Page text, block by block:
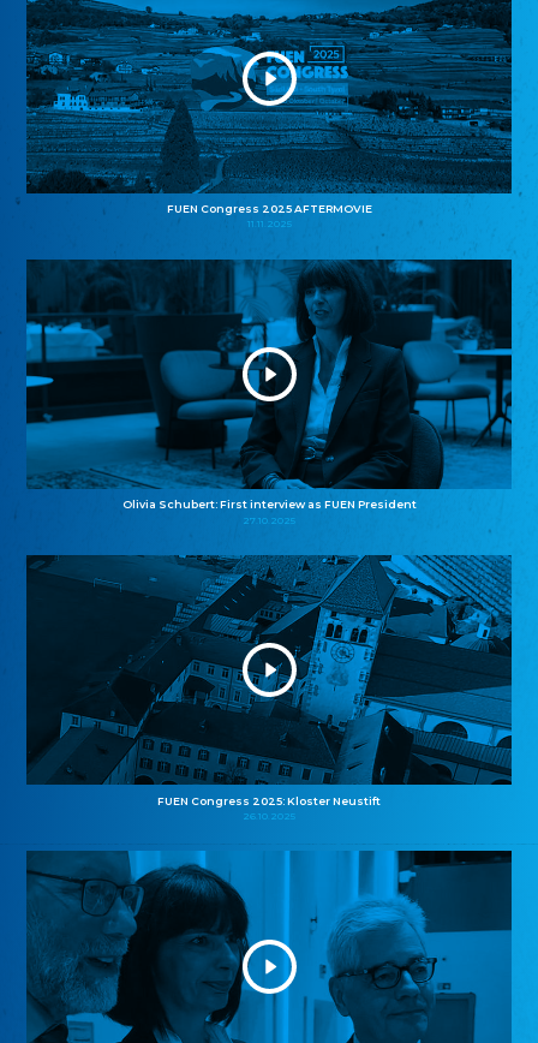
FUEN Congress 2025 AFTERMOVIE
11.11.2025
Olivia Schubert: First interview as FUEN President
27.10.2025
FUEN Congress 2025: Kloster Neustift
26.10.2025